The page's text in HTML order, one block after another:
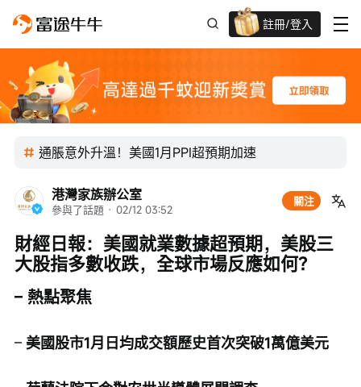
註冊/登入
迎新驚喜賞 股票/BTC等任你揀!
通脹意外升溫！美國1月PPI超預期加速
港灣家族辦公室
參與了話題 · 02/12 03:52
關注
財經日報：美國就業數據超預期，美股三
大股指多數收跌，全球市場反應如何？
– 熱點聚焦
– 美國股市1月日均成交額歷史首次突破1萬億美元